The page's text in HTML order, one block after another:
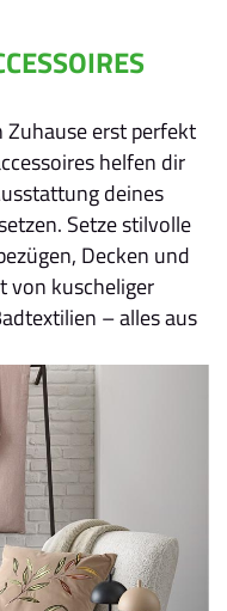
Zuhause erst perfekt
helfen dir
deines
Setze stilvolle
Decken und
von kuscheliger
– alles aus